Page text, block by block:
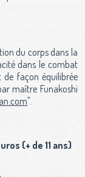
du corps dans la
dans le combat
façon équilibrée
maître Funakoshi
".
(+ de 11 ans)